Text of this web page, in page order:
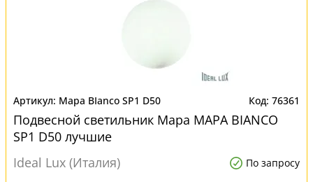
Mapa BIanco SP1 D50 76361
Подвесной светильник Mapa MAPA BIANCO
SP1 D50 лучшие
Ideal Lux (Италия)
По запросу